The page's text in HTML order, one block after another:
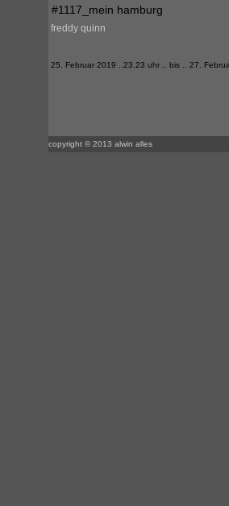
#1117_mein hamburg
freddy quinn
25. Februar 2019 ..23.23 uhr .. bis .. 27.
copyright © 2013 alwin alles